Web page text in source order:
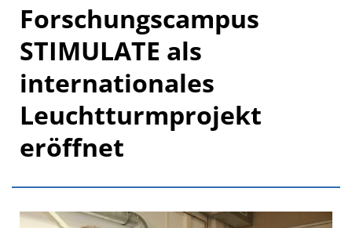
Forschungscampus
STIMULATE als
internationales
Leuchtturmprojekt
eröffnet